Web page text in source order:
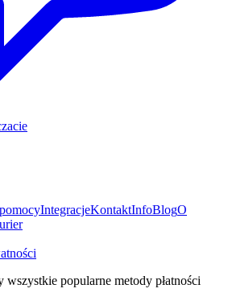
IntegracjeKontaktInfoBlogO
wszystkie popularne metody płatności